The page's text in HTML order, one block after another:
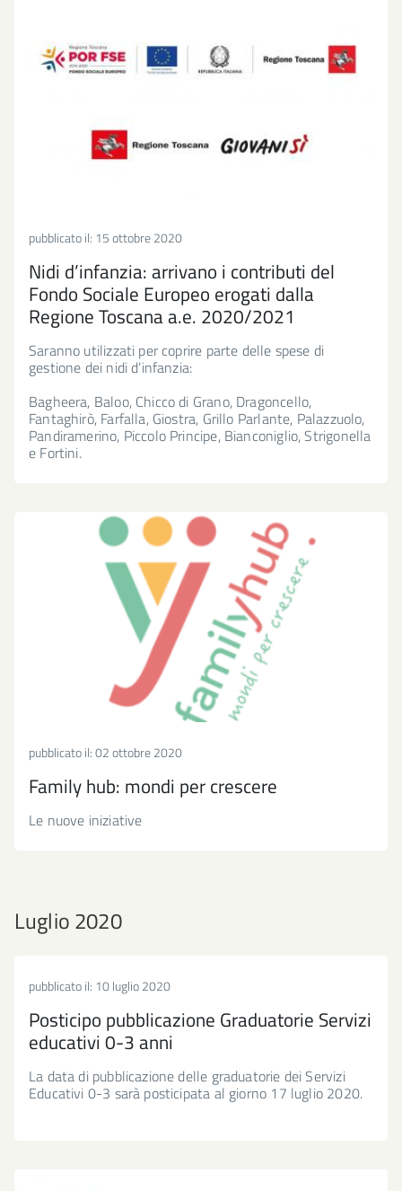
pubblicato il: 15 ottobre 2020
Nidi d’infanzia: arrivano i contributi del
Fondo Sociale Europeo erogati dalla
Regione Toscana a.e. 2020/2021
Saranno utilizzati per coprire parte delle spese di
gestione dei nidi d’infanzia:
Bagheera, Baloo, Chicco di Grano, Dragoncello,
Fantaghirò, Farfalla, Giostra, Grillo Parlante, Palazzuolo,
Pandiramerino, Piccolo Principe, Bianconiglio, Strigonella
e Fortini.
pubblicato il:02 ottobre 2020
Family hub: mondi per crescere
Le nuove iniziative
Luglio 2020
pubblicato il: 10 luglio 2020
Posticipo pubblicazione Graduatorie Servizi
educativi 0-3 anni
La data di pubblicazione delle graduatorie dei Servizi
Educativi 0-3 sarà posticipata al giorno 17 luglio 2020.